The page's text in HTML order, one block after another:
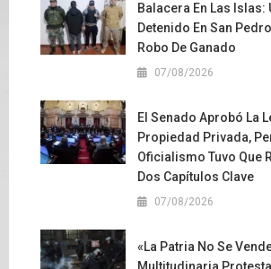
Balacera En Las Islas:
Detenido En San
Robo De Ganado
07/08/2026
El Senado Aprobó La
Propiedad Privada,
Oficialismo Tuvo Que
Dos Capítulos Clave
07/08/2026
«La Patria No Se